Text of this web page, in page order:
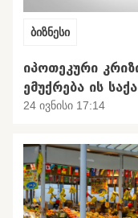
ბიზნესი
ᲘᲞᲝᲗᲔᲙᲣᲠᲘ
ᲔᲛᲣᲥᲠᲔᲑᲐ ᲘᲡ
24 ივნისი 17:14